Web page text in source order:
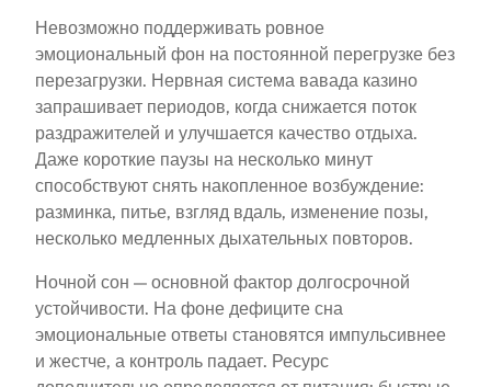
Невозможно поддерживать ровное
эмоциональный фон на постоянной перегрузке без
перезагрузки. Нервная система вавада казино
запрашивает периодов, когда снижается поток
раздражителей и улучшается качество отдыха.
Даже короткие паузы на несколько минут
способствуют снять накопленное возбуждение:
разминка, питье, взгляд вдаль, изменение позы,
несколько медленных дыхательных повторов.
Ночной сон — основной фактор долгосрочной
устойчивости. На фоне дефиците сна
эмоциональные ответы становятся импульсивнее
и жестче, а контроль падает. Ресурс